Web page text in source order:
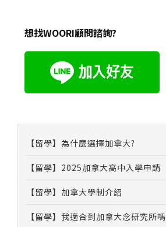
想找WOORI顧問諮詢?
【留學】為什麼選擇加拿大?
【留學】2025加拿大高中入學申請
【留學】加拿大學制介紹
【留學】我適合到加拿大念研究所嗎